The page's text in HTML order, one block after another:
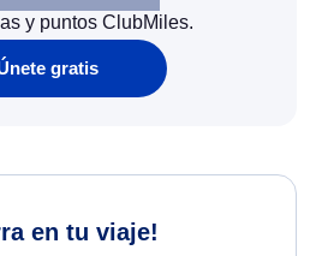
y puntos ClubMiles.
gratis
en tu viaje!